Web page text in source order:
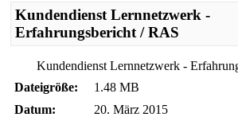
Kundendienst Lernnetzwerk -
Erfahrungsbericht / RAS
Kundendienst Lernnetzwerk -
Dateigröße:
1.48 MB
Datum:
20. März 2015